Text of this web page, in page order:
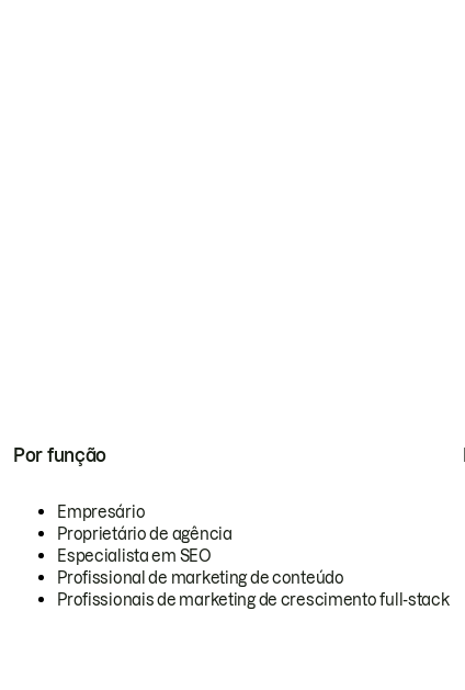
Por função
Empresário
Proprietário de agência
Especialista em SEO
Profissional de marketing de conteúdo
Profissionais de marketing de crescimento full-stack